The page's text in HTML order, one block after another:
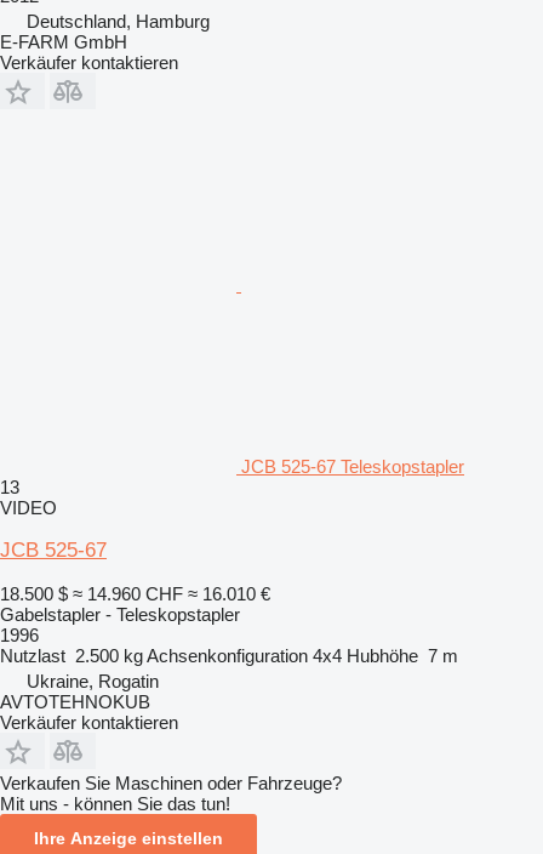
Deutschland, Hamburg
E-FARM GmbH
Verkäufer kontaktieren
JCB 525-67 Teleskopstapler
13
VIDEO
JCB 525-67
18.500 $ ≈ 14.960 CHF ≈ 16.010 €
Gabelstapler - Teleskopstapler
1996
Nutzlast 2.500 kgAchsenkonfiguration 4x4 Hubhöhe 7 m
Ukraine, Rogatin
AVTOTEHNOKUB
Verkäufer kontaktieren
Verkaufen Sie Maschinen oder Fahrzeuge?
Mit uns - können Sie das tun!
Ihre Anzeige einstellen